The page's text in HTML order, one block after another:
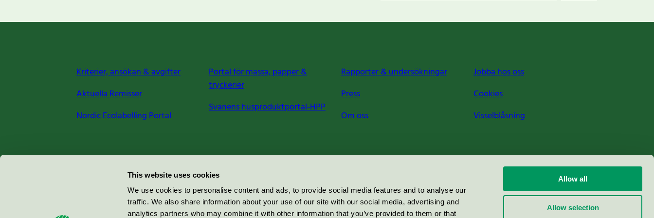
This website uses cookies
We use cookies to personalise content and ads, to provide social media features and to analyse our
traffic. We also share information about your use of our site with our social media, advertising and
analytics partners who may combine it with other information that you’ve provided to them or that
Allow all
Allow selection
Kriterier, ansökan & avgifter
Aktuella Remisser
Nordic Ecolabelling Portal
Portal för massa, papper &
tryckerier
Svanens husproduktportal-HPP
Rapporter & undersökningar
Press
Om oss
Jobba hos oss
Cookies
Visselblåsning
Miljömärkning Sverige AB
100 64